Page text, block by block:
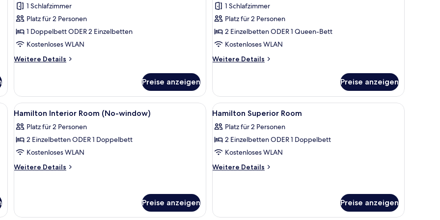
für
Superior-
Zimmer
anzeigen
1 Schlafzimmer
Platz für 2 Personen
1 Doppelbett ODER 2 Einzelbetten
Kostenloses WLAN
Weitere Details
Weitere
Zimmer
Preise anzeigen
für
Deluxe-
Zimmer
anzeigen
1 Schlafzimmer
Platz für 2 Personen
2 Einzelbetten ODER 1 Queen-Bett
Kostenloses WLAN
Weitere Details
Weitere
Zimmer
Preise anzeigen
Bett, einem Holz-Kopfteil, einem Nachttisch mit Telefon und einer Vase mit Blumen.
Alle
Fotos
für
Hamilton
Interior
Room
Zimmersafe, Schreibtisch, Bügeleisen/Bügelbrett, kostenloses WLAN
7
Hamilton Interior Room (No-window)
Platz für 2 Personen
2 Einzelbetten ODER 1 Doppelbett
Kostenloses WLAN
Weitere Details
Weitere
Room
Preise anzeigen
Alle
Fotos
für
Hamilton
Superior
Room
Zimmersafe, Schreibtisch, Bügeleisen/
5
Hamilton Superior Room
Platz für 2 Personen
2 Einzelbetten ODER 1 Doppelbett
Kostenloses WLAN
Weitere Details
Weitere
Room
Preise anzeigen